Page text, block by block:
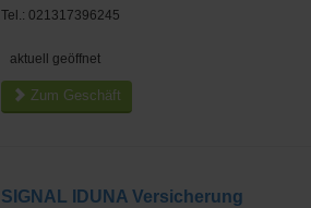
Tel.: 021317396245
aktuell geöffnet
Zum Geschäft
SIGNAL IDUNA Versicherung